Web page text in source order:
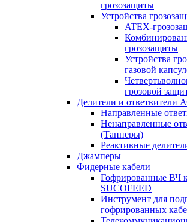
грозозащиты
Устройства
ATEX-
грозозащиты
Устройства
газовой
грозовой
Делители и ответвители
Направленные
Ненаправленные
(Тапперы)
Реактивные
Джамперы
Фидерные кабели
Гофрированные ВЧ
SUCOFEED
Инструмент для
гофрированных